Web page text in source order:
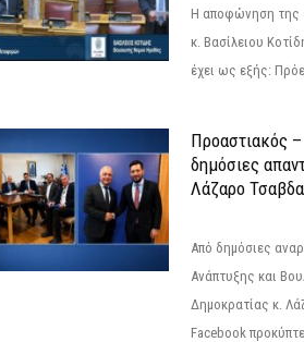
Η αποφώνηση της
κ. Βασίλειου
έχει ως εξής:
Προαστιακός
δημόσιες
Λάζαρο
Από δημόσιες
Ανάπτυξης και
Δημοκρατίας κ.
Facebook